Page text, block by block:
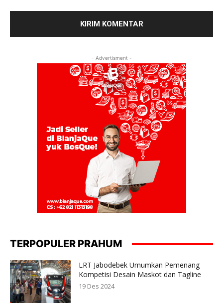
- Advertisment -
TERPOPULER PRAHUM
LRT Jabodebek Umumkan Pemenang
Kompetisi Desain Maskot dan Tagline
19 Des 2024